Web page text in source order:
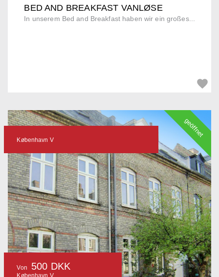
BED AND BREAKFAST VANLØSE
In unserem Bed and Breakfast haben wir ein großes...
København V
Von 500 DKK
geöffnet